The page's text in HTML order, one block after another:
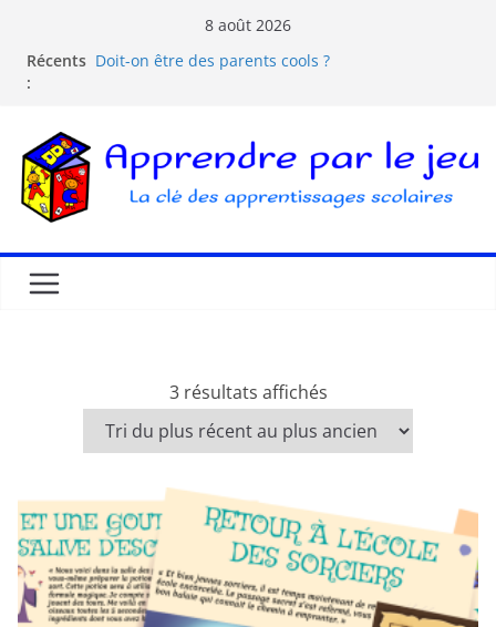
8 août 2026
Récents
:
Doit-on être des parents cools ?
La pédagogie Montessori est-elle ludique ?
Comprendre la courbe de l’oubli
3 résultats affichés